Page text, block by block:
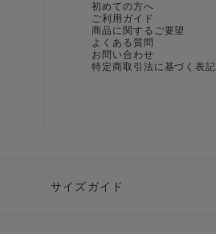
初めての方へ
ご利用ガイド
商品に関するご要望
よくある質問
お問い合わせ
特定商取引法に基づく表記
サイズガイド